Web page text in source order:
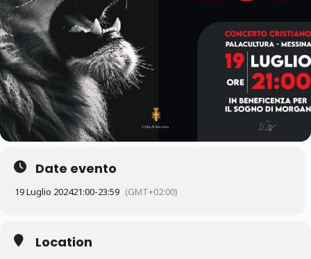
Date evento
19 Luglio 202421:00-23:59 (GMT+02:00)
Location